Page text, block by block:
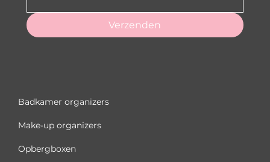
Verzenden
Badkamer organizers
Make-up organizers
Opbergboxen